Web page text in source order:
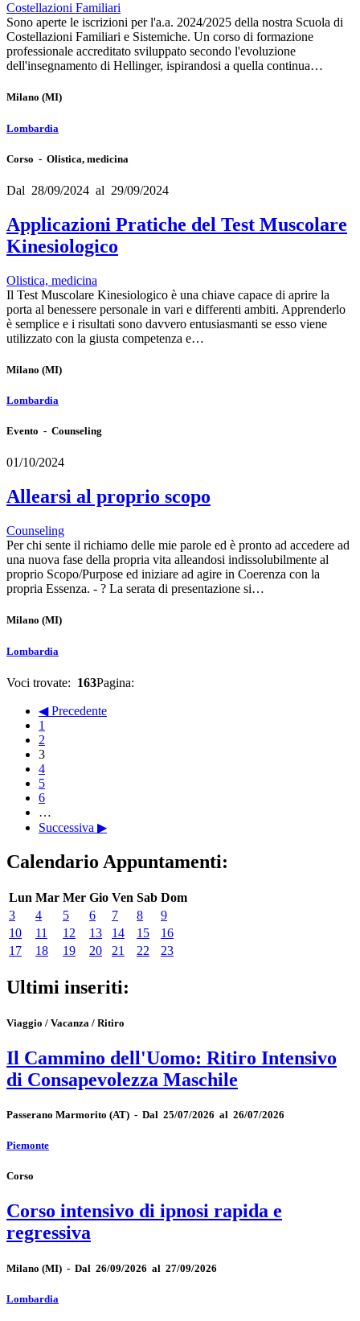
Costellazioni Familiari
Sono aperte le iscrizioni per l'a.a. 2024/2025 della nostra Scuola di
Costellazioni Familiari e Sistemiche. Un corso di formazione
professionale accreditato sviluppato secondo l'evoluzione
dell'insegnamento di Hellinger, ispirandosi a quella continua…
Milano (MI)
Lombardia
Corso - Olistica, medicina
Dal 28/09/2024 al 29/09/2024
Applicazioni Pratiche del Test Muscolare
Kinesiologico
Olistica, medicina
Il Test Muscolare Kinesiologico è una chiave capace di aprire la
porta al benessere personale in vari e differenti ambiti. Apprenderlo
è semplice e i risultati sono davvero entusiasmanti se esso viene
utilizzato con la giusta competenza e…
Milano (MI)
Lombardia
Evento - Counseling
01/10/2024
Allearsi al proprio scopo
Counseling
Per chi sente il richiamo delle mie parole ed è pronto ad accedere ad
una nuova fase della propria vita alleandosi indissolubilmente al
proprio Scopo/Purpose ed iniziare ad agire in Coerenza con la
propria Essenza. - ? La serata di presentazione si…
Milano (MI)
Lombardia
Voci trovate: 163Pagina:
◀ Precedente
1
2
3
4
5
6
…
Successiva ▶
Calendario Appuntamenti:
Lun Mar Mer Gio Ven Sab Dom
3
4 5 6 7 8
9
10
11 12 13 14 15
16
17
18 19 20 21 22 23
Ultimi inseriti:
Viaggio / Vacanza / Ritiro
Il Cammino dell'Uomo: Ritiro Intensivo
di Consapevolezza Maschile
Passerano Marmorito (AT) - Dal 25/07/2026 al 26/07/2026
Piemonte
Corso
Corso intensivo di ipnosi rapida e
regressiva
Milano (MI) - Dal 26/09/2026 al 27/09/2026
Lombardia